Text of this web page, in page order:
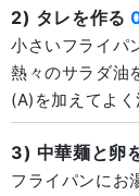
2) タレを作る
小さいフライパ
熱々のサラダ油
(A)を加えてよく
3) 中華麺と卵
フライパンにお